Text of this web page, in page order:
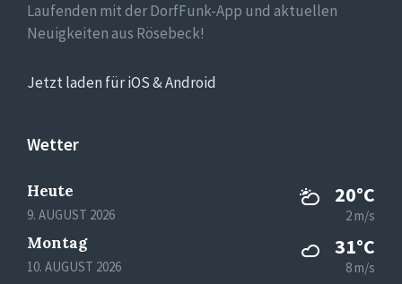
Laufenden mit der DorfFunk-App und aktuellen
Neuigkeiten aus Rösebeck!
Jetzt laden für iOS & Android
Wetter
Heute
9. AUGUST 2026
20°C
2 m/s
Montag
10. AUGUST 2026
31°C
8 m/s